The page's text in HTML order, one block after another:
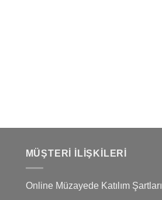
MÜŞTERI İLIŞKILERI
Online Müzayede Katılım Şartları